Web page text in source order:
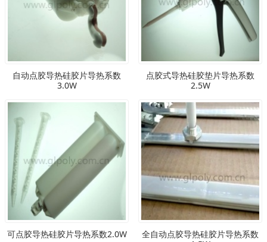
自动点胶导热硅胶片导热系数
3.0W
点胶式导热硅胶垫片导热系数
2.5W
可点胶导热硅胶片导热系数2.0W
全自动点胶导热硅胶片导热系数